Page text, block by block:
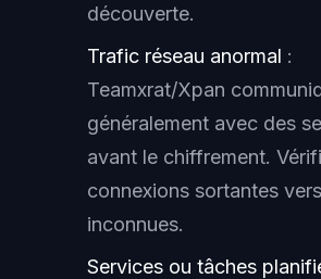
découverte.
Trafic réseau anormal :
Teamxrat/Xpan
généralement avec des
avant le chiffrement.
connexions sortantes
inconnues.
Services ou tâches